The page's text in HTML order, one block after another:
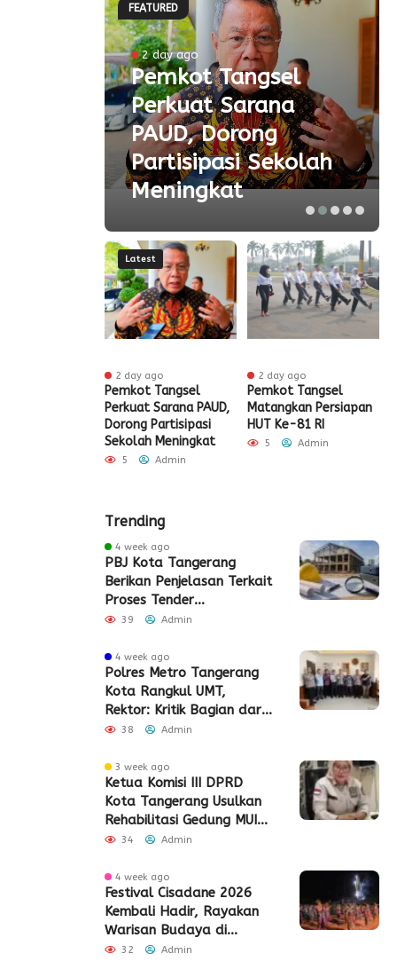
FEATURED
2 day ago
Pemkot Tangsel
Perkuat Sarana
PAUD, Dorong
Partisipasi Sekolah
Meningkat
Latest
2 day ago
Pemkot Tangsel
Perkuat Sarana PAUD,
Dorong Partisipasi
Sekolah Meningkat
5 Admin
2 day ago
Pemkot Tangsel
Matangkan Persiapan
HUT Ke-81 RI
5 Admin
Trending
4 week ago
PBJ Kota Tangerang
Berikan Penjelasan Terkait
Proses Tender
Pembangunan Eks Pabrik
39 Admin
4 week ago
Polres Metro Tangerang
Kota Rangkul UMT,
Rektor: Kritik Bagian dari
Demokrasi
38 Admin
3 week ago
Ketua Komisi III DPRD
Kota Tangerang Usulkan
Rehabilitasi Gedung MUI
Periuk
34 Admin
4 week ago
Festival Cisadane 2026
Kembali Hadir, Rayakan
Warisan Budaya di
Jantung Kota Tangerang
32 Admin